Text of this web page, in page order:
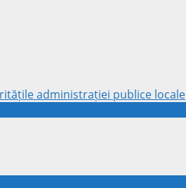
administrației publice locale